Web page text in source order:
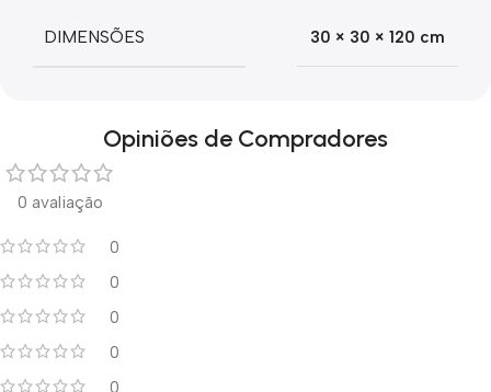
DIMENSÕES 30 × 30 × 120 cm
Opiniões de Compradores
0 avaliação
0
0
0
0
0